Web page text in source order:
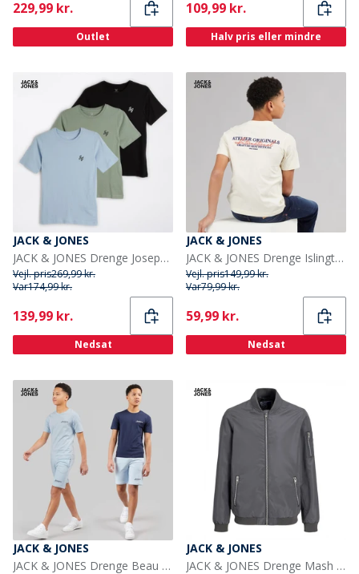
Current
229,99 kr.
Outlet
Current
109,99 kr.
Halv pris eller mindre
JACK & JONES
JACK & JONES Drenge Joseph Tre Pak T-shirts Iceberg Green
Vejl. pris269,99 kr.
Var174,99 kr.
Current
139,99 kr.
Nedsat
JACK & JONES
JACK & JONES Drenge Islington T-shirt Antique White
Vejl. pris149,99 kr.
Var79,99 kr.
Current
59,99 kr.
Nedsat
JACK & JONES
JACK & JONES Drenge Beau 2 Pak T-shirts og Shorts Sæt Cashmere Blue
JACK & JONES
JACK & JONES Drenge Mash Bomber Castlerock